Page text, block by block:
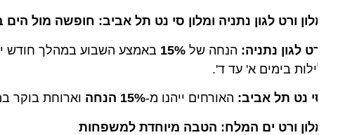
ורט לגון נתניה ומלון סי נט תל אביב: חופשה מול הים
לגון נתניה:הנחה של 15%באמצע השבוע במהלך חודש יולי
בימים א' עד ד'.
נט תל אביב:האורחים ייהנו מ-15% הנחה וארוחת בוקר
ורט ים המלח: הטבה מיוחדת למשפחות